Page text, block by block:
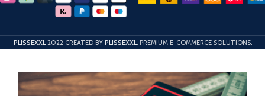
PLISSEXXL 2022 CREATED BY PLISSEXXL. PREMIUM E-COMMERCE SOLUTIONS.